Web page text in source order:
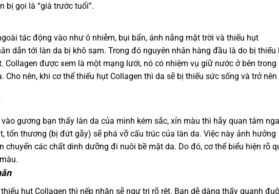
bị gọi là “già trước tuổi”.
tác động vào như ô nhiễm, bụi bẩn, ánh nắng mặt trời và thiếu hụt
dẫn tới làn da bị khô sạm. Trong đó nguyên nhân hàng đầu là do bị thiếu
Collagen được xem là một mạng lưới, nó có nhiệm vụ giữ nước ở bên trong
Cho nên, khi cơ thể thiếu hụt Collagen thì da sẽ bị thiếu sức sống và trở nên
gương bạn thấy làn da của mình kém sắc, xỉn màu thì hãy quan tâm
tổn thương (bị đứt gãy) sẽ phá vỡ cấu trúc của làn da. Việc này ảnh hưởng
chuyển các chất dinh dưỡng đi nuôi bề mặt da. Do đó, cơ thể biểu hiện rõ
hụt Collagen thì nếp nhăn sẽ ngự trị rõ rệt. Bạn dễ dàng thấy quanh